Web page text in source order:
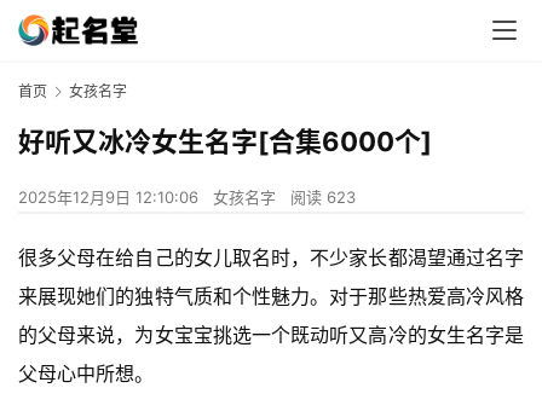
首页 女孩名字
好听又冰冷女生名字[合集6000个]
2025年12月9日 12:10:06 女孩名字 阅读 623
很多父母在给自己的女儿取名时，不少家长都渴望通过名字
来展现她们的独特气质和个性魅力。对于那些热爱高冷风格
的父母来说，为女宝宝挑选一个既动听又高冷的女生名字是
父母心中所想。